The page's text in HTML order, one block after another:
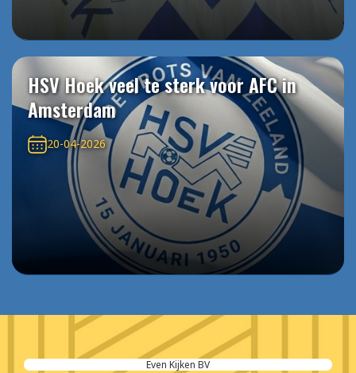
HSV Hoek veel te sterk voor AFC in
Amsterdam
20-04-2026
Even Kijken BV